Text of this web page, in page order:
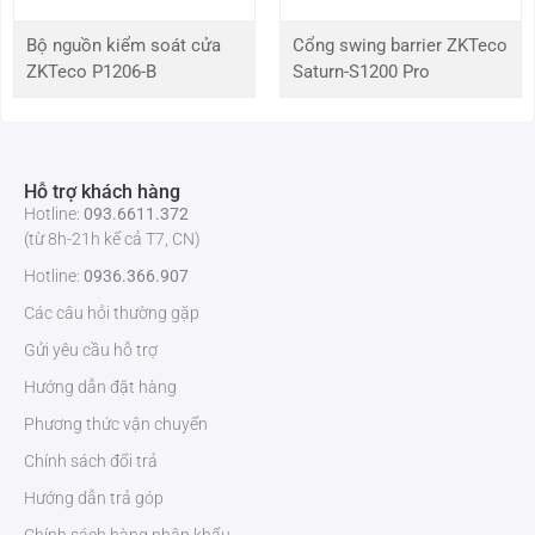
Loại gắn kết Board-in
FOV (Góc nhìn) 8° ~ 60°
Zoom quang
học
10X
Nén video
Độ phân giải
1920 * 1080 / 1280 * 720 / 720 * 576 (PAL) / 720
Bộ nguồn kiểm soát cửa
ZKTeco P1206-B
Cổng swing barrier ZKTeco
Saturn-S1200 Pro
Hỗ trợ khách hàng
Hotline: 093.6611.372
(từ 8h-21h kể cả T7, CN)
Hotline: 0936.366.907
Các câu hỏi thường gặp
Gửi yêu cầu hỗ trợ
Hướng dẫn đặt hàng
Phương thức vận chuyển
Chính sách đổi trả
Hướng dẫn trả góp